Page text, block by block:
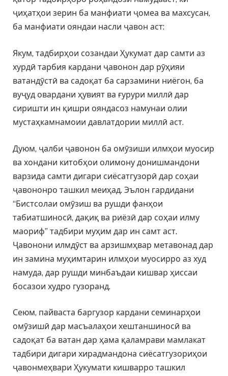
ҷиҳатҳои зерин ба манфиати ҷомеа ва махсусан,
ба манфиати ояндаи насли ҷавон аст:
Якум, тадбирҳои созандаи Ҳукумат дар самти аз
хурдӣ тарбия кардани ҷавонон дар рӯҳияи
ватандӯстӣ ва садоқат ба сарзамини ниёгон, ба
вуҷуд овардани ҳувият ва ғурури миллӣ дар
сиришти ин қишри ояндасоз намунаи олии
мустаҳкамнамоии давлатдории миллӣ аст.
Дуюм, ҷалби ҷавонон ба омӯзиши илмҳои муосир
ва хондани китобҳои олимону донишмандони
варзида самти дигари сиёсатгузорӣ дар соҳаи
ҷавононро ташкил меиҳад. Эълон гардидани
“Бистсолаи омӯзиш ва рушди фанҳои
табиатшиносӣ, дақиқ ва риёзӣ дар соҳаи илму
маориф” тадбири муҳим дар ин самт аст.
Ҷавонони илмдӯст ва арзишмҳвар метавонад дар
ин замина муҳимтарин илмҳои муосирро аз худ
намуда, дар рушди минбаъдаи кишвар ҳиссаи
босазои худро гузоранд.
Сеюм, пайваста баргузор кардани семинарҳои
омӯзишӣ дар масъалаҳои хештаншиносӣ ва
садоқат ба ватан дар ҳама қаламрави мамлакат
тадбири дигари хирадмандона сиёсатгузориҳои
ҷавонмеҳвари Ҳукумати кишварро ташкил